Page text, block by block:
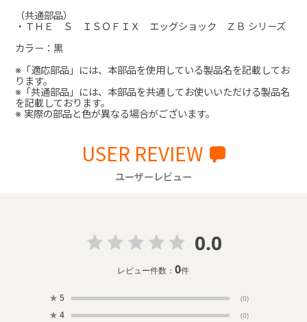
（共通部品）
・ＴＨＥ Ｓ ＩＳＯＦＩＸ エッグショック ＺＢ シリーズ
カラー：黒
※「適応部品」には、本部品を使用している製品名を記載してお
ります。
※「共通部品」には、本部品を共通してお使いいただける製品名
を記載しております。
※ 実際の部品と色が異なる場合がございます。
USER REVIEW
ユーザーレビュー
0.0
レビュー件数：0件
★ 5 (0)
★ 4 (0)